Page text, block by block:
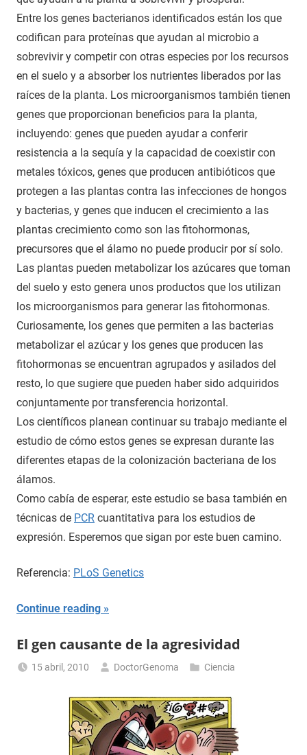
Entre los genes bacterianos identificados están los que
codifican para proteínas que ayudan al microbio a
sobrevivir y competir con otras especies por los recursos
en el suelo y a absorber los nutrientes liberados por las
raíces de la planta. Los microorganismos también tienen
genes que proporcionan beneficios para la planta,
incluyendo: genes que pueden ayudar a conferir
resistencia a la sequía y la capacidad de coexistir con
metales tóxicos, genes que producen antibióticos que
protegen a las plantas contra las infecciones de hongos
y bacterias, y genes que inducen el crecimiento a las
plantas crecimiento como son las fitohormonas,
precursores que el álamo no puede producir por sí solo.
Las plantas pueden metabolizar los azúcares que toman
del suelo y esto genera unos productos que los utilizan
los microorganismos para generar las fitohormonas.
Curiosamente, los genes que permiten a las bacterias
metabolizar el azúcar y los genes que producen las
fitohormonas se encuentran agrupados y asilados del
resto, lo que sugiere que pueden haber sido adquiridos
conjuntamente por transferencia horizontal.
Los científicos planean continuar su trabajo mediante el
estudio de cómo estos genes se expresan durante las
diferentes etapas de la colonización bacteriana de los
álamos.
Como cabía de esperar, este estudio se basa también en
técnicas de PCR cuantitativa para los estudios de
expresión. Esperemos que sigan por este buen camino.
Referencia: PLoS Genetics
Continue reading
El gen causante de la agresividad
15 abril, 2010 DoctorGenoma Ciencia